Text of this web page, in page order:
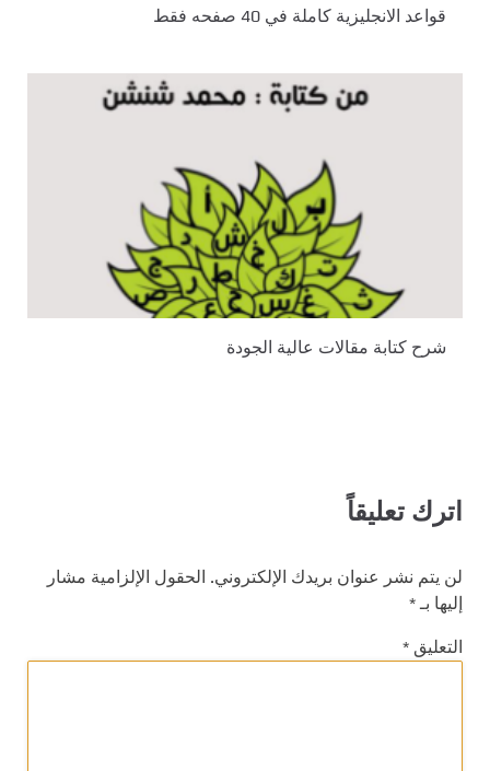
قواعد الانجليزية كاملة في 40 صفحه فقط
شرح كتابة مقالات عالية الجودة
اترك تعليقاً
لن يتم نشر عنوان بريدك الإلكتروني. الحقول الإلزامية مشار
إليها بـ*
التعليق *